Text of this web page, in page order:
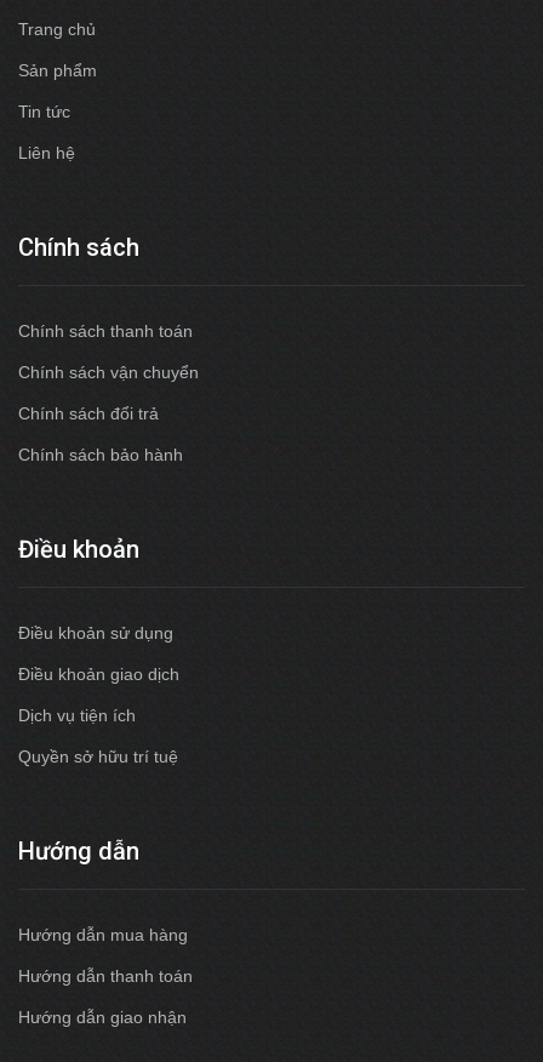
Trang chủ
Sản phẩm
Tin tức
Liên hệ
Chính sách
Chính sách thanh toán
Chính sách vận chuyển
Chính sách đổi trả
Chính sách bảo hành
Điều khoản
Điều khoản sử dụng
Điều khoản giao dịch
Dịch vụ tiện ích
Quyền sở hữu trí tuệ
Hướng dẫn
Hướng dẫn mua hàng
Hướng dẫn thanh toán
Hướng dẫn giao nhận